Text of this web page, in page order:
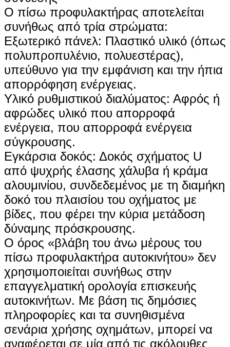
Ο πίσω προφυλακτήρας αποτελείται
συνήθως από τρία στρώματα:
‌Εξωτερικό πάνελ‌: Πλαστικό υλικό (όπως
πολυπροπυλένιο, πολυεστέρας),
υπεύθυνο για την εμφάνιση και την ήπια
απορρόφηση ενέργειας.
‌Υλικό ρυθμιστικού διαλύματος‌: Αφρός ή
αφρώδες υλικό που απορροφά
ενέργεια, που απορροφά ενέργεια
σύγκρουσης.
‌Εγκάρσια δοκός‌: Δοκός σχήματος U
από ψυχρής έλασης χάλυβα ή κράμα
αλουμινίου, συνδεδεμένος με τη διαμήκη
δοκό του πλαισίου του οχήματος με
βίδες, που φέρει την κύρια μετάδοση
δύναμης πρόσκρουσης.
Ο όρος «βλάβη του άνω μέρους του
πίσω προφυλακτήρα αυτοκινήτου» δεν
χρησιμοποιείται συνήθως στην
επαγγελματική ορολογία επισκευής
αυτοκινήτων. Με βάση τις δημόσιες
πληροφορίες και τα συνηθισμένα
σενάρια χρήσης οχημάτων, μπορεί να
αναφέρεται σε μία από τις ακόλουθες